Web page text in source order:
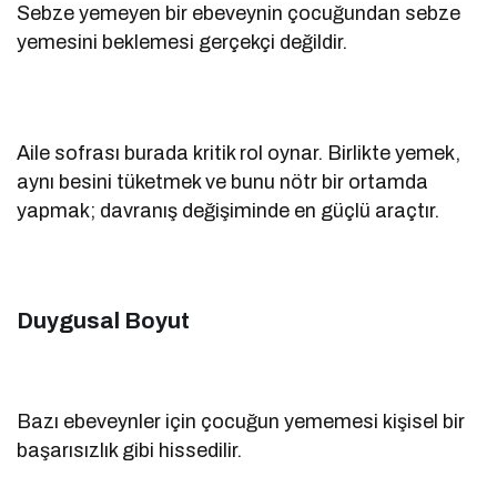
Sebze yemeyen bir ebeveynin çocuğundan sebze
yemesini beklemesi gerçekçi değildir.
Aile sofrası burada kritik rol oynar. Birlikte yemek,
aynı besini tüketmek ve bunu nötr bir ortamda
yapmak; davranış değişiminde en güçlü araçtır.
Duygusal Boyut
Bazı ebeveynler için çocuğun yememesi kişisel bir
başarısızlık gibi hissedilir.